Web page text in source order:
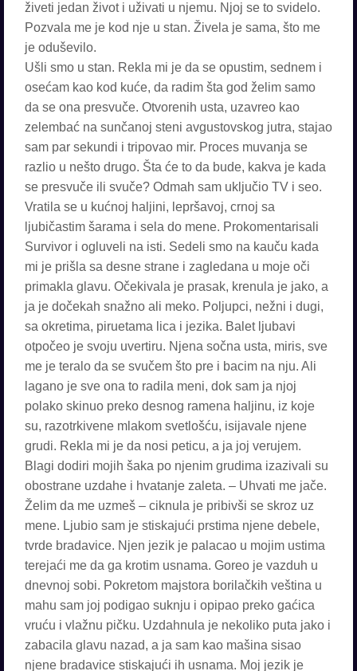
živeti jedan život i uživati u njemu. Njoj se to svidelo.
Pozvala me je kod nje u stan. Živela je sama, što me
je oduševilo.
Ušli smo u stan. Rekla mi je da se opustim, sednem i
osećam kao kod kuće, da radim šta god želim samo
da se ona presvuče. Otvorenih usta, uzavreo kao
zelembać na sunčanoj steni avgustovskog jutra, stajao
sam par sekundi i tripovao mir. Proces muvanja se
razlio u nešto drugo. Šta će to da bude, kakva je kada
se presvuče ili svuče? Odmah sam uključio TV i seo.
Vratila se u kućnoj haljini, lepršavoj, crnoj sa
ljubičastim šarama i sela do mene. Prokomentarisali
Survivor i ogluveli na isti. Sedeli smo na kauču kada
mi je prišla sa desne strane i zagledana u moje oči
primakla glavu. Očekivala je prasak, krenula je jako, a
ja je dočekah snažno ali meko. Poljupci, nežni i dugi,
sa okretima, piruetama lica i jezika. Balet ljubavi
otpočeo je svoju uvertiru. Njena sočna usta, miris, sve
me je teralo da se svučem što pre i bacim na nju. Ali
lagano je sve ona to radila meni, dok sam ja njoj
polako skinuo preko desnog ramena haljinu, iz koje
su, razotrkivene mlakom svetlošću, isijavale njene
grudi. Rekla mi je da nosi peticu, a ja joj verujem.
Blagi dodiri mojih šaka po njenim grudima izazivali su
obostrane uzdahe i hvatanje zaleta. – Uhvati me jače.
Želim da me uzmeš – ciknula je pribivši se skroz uz
mene. Ljubio sam je stiskajući prstima njene debele,
tvrde bradavice. Njen jezik je palacao u mojim ustima
terejaći me da ga krotim usnama. Goreo je vazduh u
dnevnoj sobi. Pokretom majstora borilačkih veština u
mahu sam joj podigao suknju i opipao preko gaćica
vruću i vlažnu pičku. Uzdahnula je nekoliko puta jako i
zabacila glavu nazad, a ja sam kao mašina sisao
njene bradavice stiskajući ih usnama. Moj jezik je